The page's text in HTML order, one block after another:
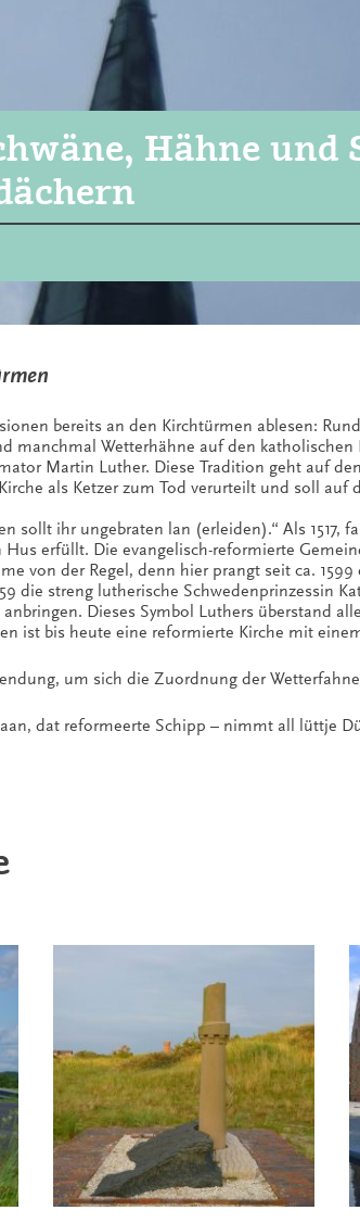
Hähne und
bereits an den Kirchtürmen ablesen:
manchmal Wetterhähne auf den
Martin Luther. Diese Tradition geht auf
als Ketzer zum Tod verurteilt und soll
sollt ihr ungebraten lan (erleiden).“ Als
erfüllt. Die evangelisch-reformierte
von der Regel, denn hier prangt seit ca.
die streng lutherische Schwedenprinzessin
Dieses Symbol Luthers überstand
ist bis heute eine reformierte Kirche mit
um sich die Zuordnung der
dat reformeerte Schipp – nimmt all lüttje